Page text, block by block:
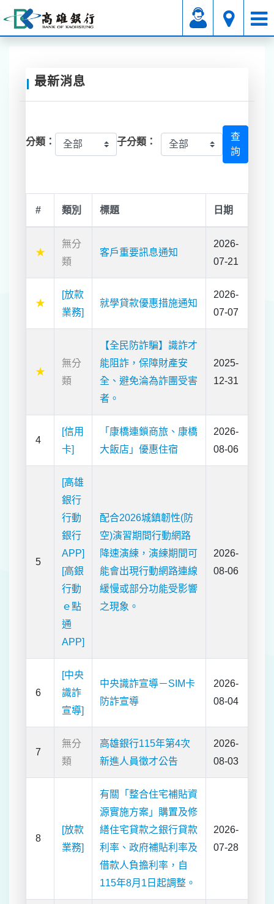
附屬業務 公告專區
最新消息
分類： 子分類：
查
詢
# 類別 標題 日期
★
無分
類
客⼾重要訊息通知
2026-
07-21
★
[放款
業務]
就學貸款優惠措施通知
2026-
07-07
★
無分
類
【全民防詐騙】識詐才
能阻詐，保障財產安
全、避免淪為詐團受害
者。
2025-
12-31
4
[信用
卡]
「康橋連鎖商旅、康橋
大飯店」優惠住宿
2026-
08-06
5
[高雄
銀行
行動
銀行
APP]
[高銀
行動
ｅ點
通
APP]
配合2026城鎮韌性(防
空)演習期間行動網路
降速演練，演練期間可
能會出現行動網路連線
緩慢或部分功能受影響
之現象。
2026-
08-06
6
[中央
識詐
宣導]
中央識詐宣導－SIM卡
防詐宣導
2026-
08-04
7
無分
類
高雄銀行115年第4次
新進人員徵才公告
2026-
08-03
8
[放款
業務]
有關「整合住宅補貼資
源實施方案」購置及修
繕住宅貸款之銀行貸款
利率、政府補貼利率及
借款人負擔利率，自
115年8月1日起調整。
2026-
07-28